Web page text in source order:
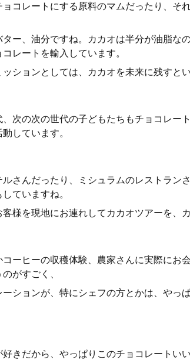
コレートにする原料のマムだったり、そ
ー、油分ですね。カカオは半分が油脂な
レートを輸入しています。
ションとしては、カカオを未来に残すと
次の次の世代の子どもたちもチョコレー
しています。
さんだったり、ミシュラムのレストラン
ていますね。
様を現地にお連れしてカカオツアーを、
ーヒーの収穫体験、農家さんに実際にお
がすごく、
ションが、特にシェフの方とかは、やっ
きだから、やっぱりこのチョコレートい